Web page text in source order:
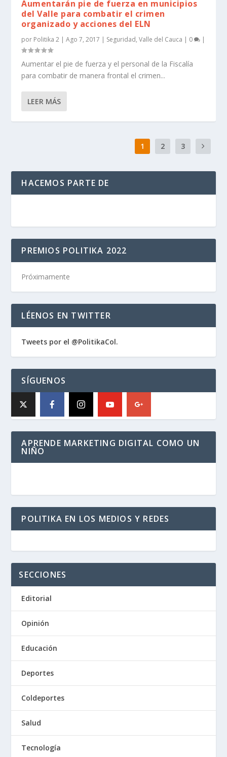
Aumentarán pie de fuerza en municipios
del Valle para combatir el crimen
organizado y acciones del ELN
por Politika 2 |Ago 7, 2017 Seguridad,Valle del Cauca 0
Aumentar el pie de fuerza y el personal de la Fiscalía
para combatir de manera frontal el crimen...
LEER MÁS
1 2 3
HACEMOS PARTE DE
PREMIOS POLITIKA 2022
Próximamente
LÉENOS EN TWITTER
Tweets por el @PolitikaCol.
SÍGUENOS
APRENDE MARKETING DIGITAL COMO UN
NIÑO
POLITIKA EN LOS MEDIOS Y REDES
SECCIONES
Editorial
Opinión
Educación
Deportes
Coldeportes
Salud
Tecnología